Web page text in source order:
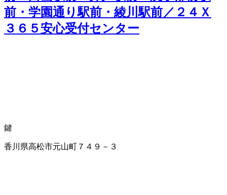
前・学園通り駅前・綾川駅前／２４Ｘ
３６５安心受付センター
鍵
香川県高松市元山町７４９－３